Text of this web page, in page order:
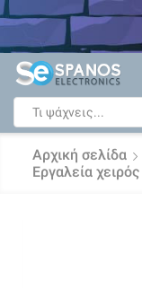
Δείτε
Αρχική σελίδα
Εργαλεία χειρός